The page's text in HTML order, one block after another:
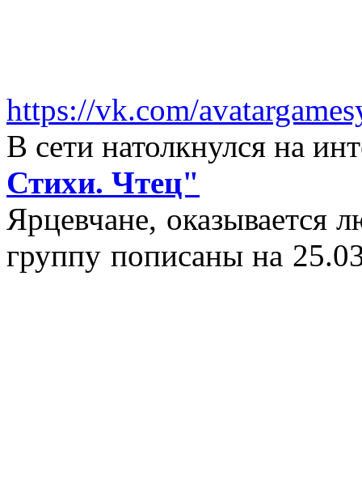
https://vk.com/
В сети натолкнулся на
Стихи. Чтец"
Ярцевчане,
группу пописаны на